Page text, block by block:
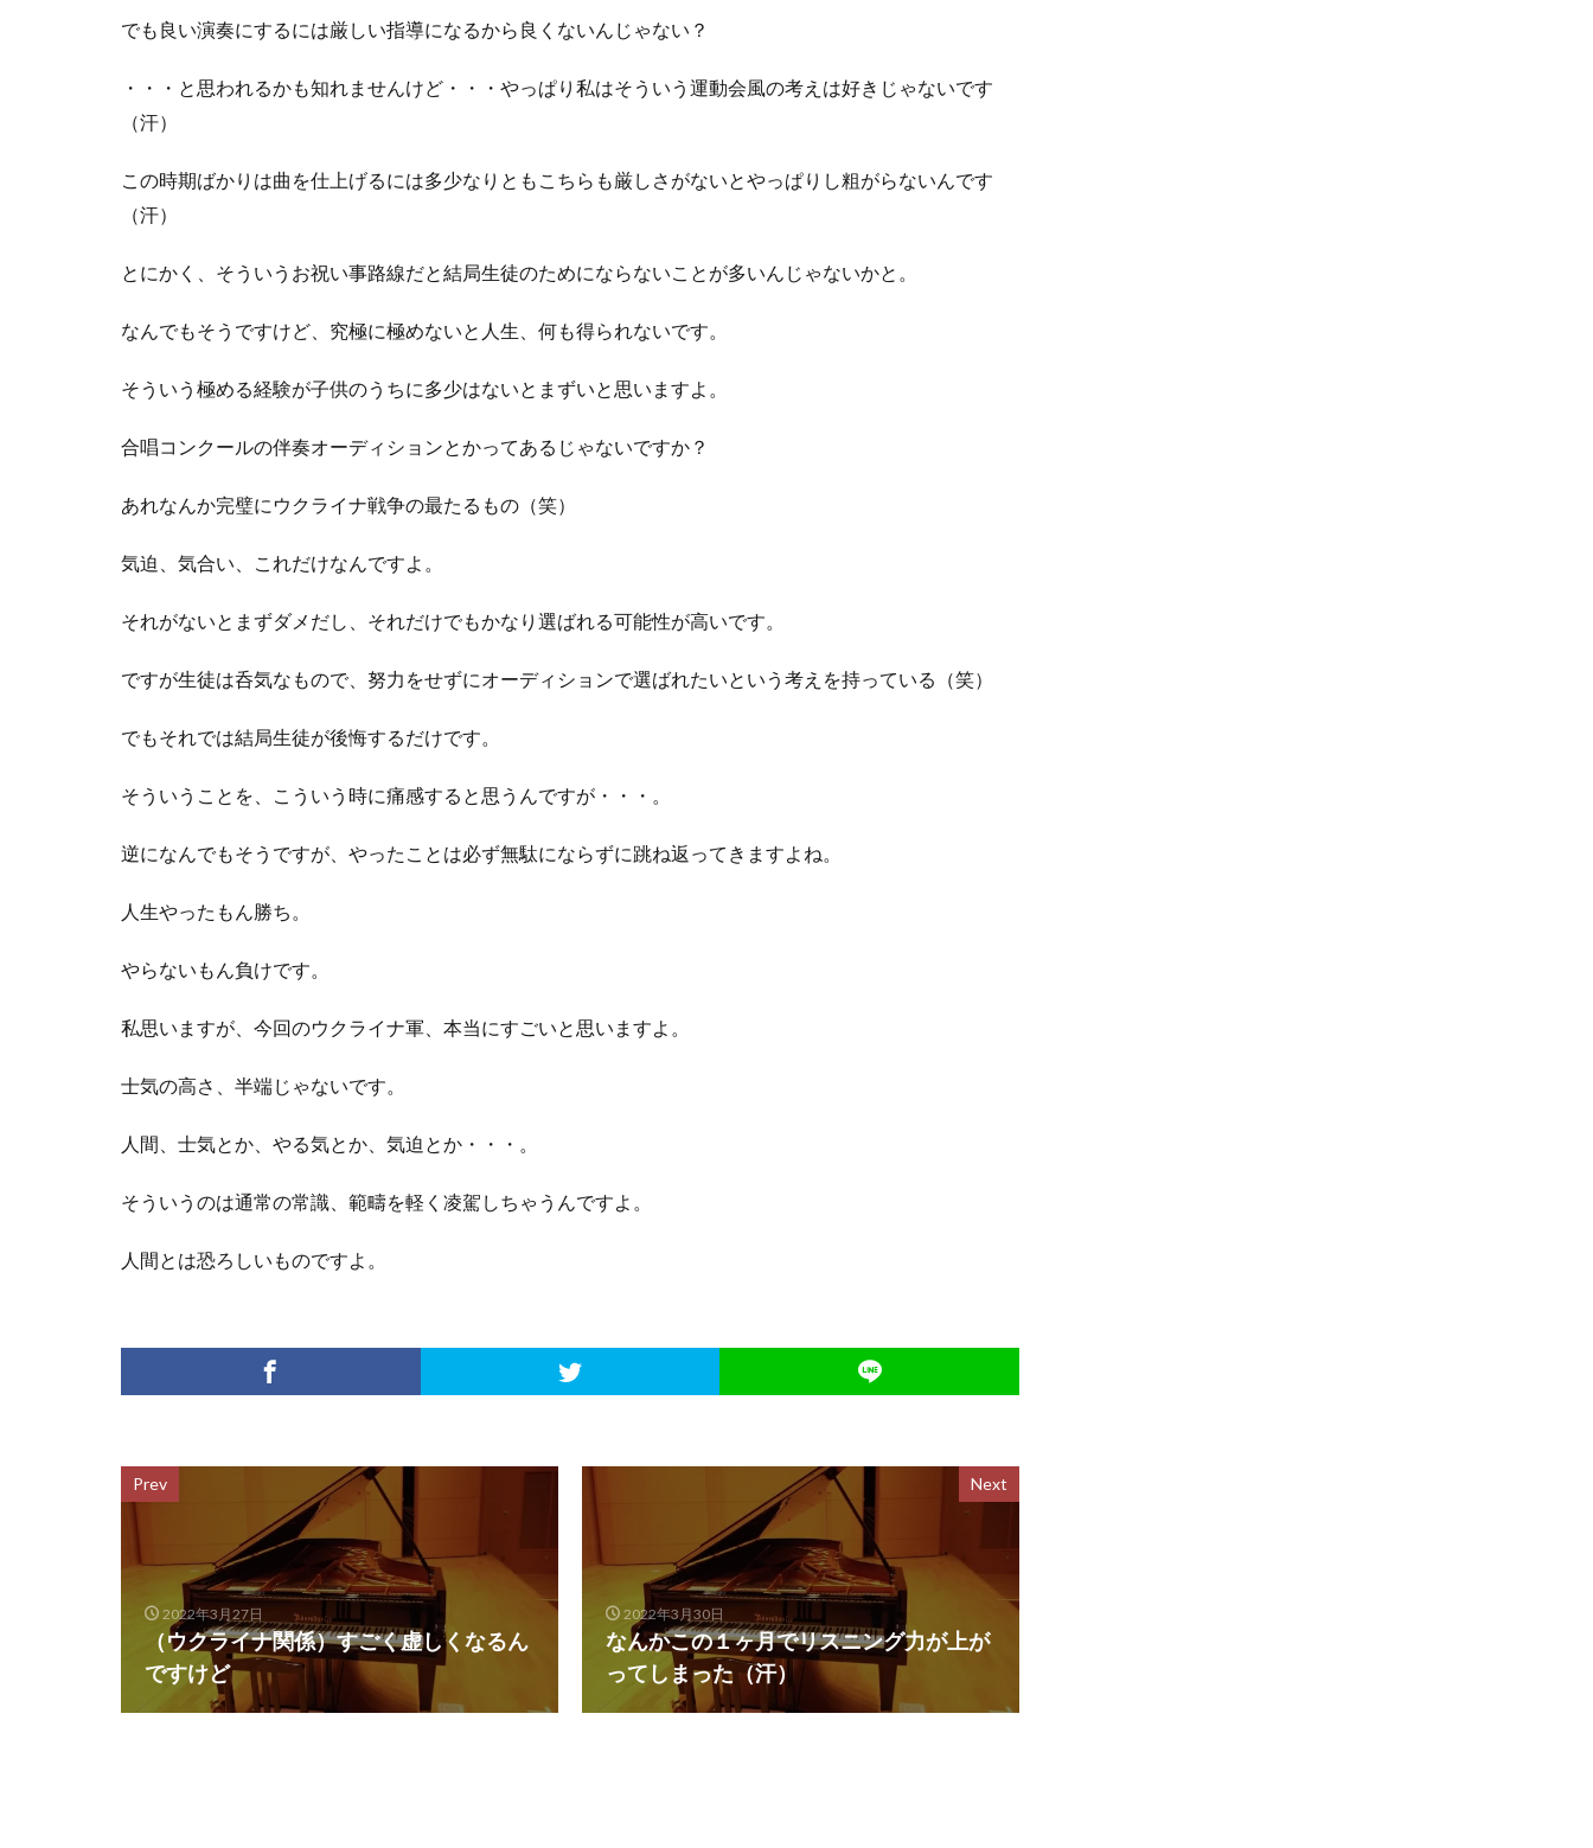
でも良い演奏にするには厳しい指導になるから良くないんじゃない？
・・・と思われるかも知れませんけど・・・やっぱり私はそういう運動会風の考えは好きじゃないです
（汗）
この時期ばかりは曲を仕上げるには多少なりともこちらも厳しさがないとやっぱりし粗がらないんです
（汗）
とにかく、そういうお祝い事路線だと結局生徒のためにならないことが多いんじゃないかと。
なんでもそうですけど、究極に極めないと人生、何も得られないです。
そういう極める経験が子供のうちに多少はないとまずいと思いますよ。
合唱コンクールの伴奏オーディションとかってあるじゃないですか？
あれなんか完璧にウクライナ戦争の最たるもの（笑）
気迫、気合い、これだけなんですよ。
それがないとまずダメだし、それだけでもかなり選ばれる可能性が高いです。
ですが生徒は呑気なもので、努力をせずにオーディションで選ばれたいという考えを持っている（笑）
でもそれでは結局生徒が後悔するだけです。
そういうことを、こういう時に痛感すると思うんですが・・・。
逆になんでもそうですが、やったことは必ず無駄にならずに跳ね返ってきますよね。
人生やったもん勝ち。
やらないもん負けです。
私思いますが、今回のウクライナ軍、本当にすごいと思いますよ。
士気の高さ、半端じゃないです。
人間、士気とか、やる気とか、気迫とか・・・。
そういうのは通常の常識、範疇を軽く凌駕しちゃうんですよ。
人間とは恐ろしいものですよ。
Prev
2022年3月27日
（ウクライナ関係）すごく虚しくなるん
ですけど
Next
2022年3月30日
なんかこの１ヶ月でリスニング力が上が
ってしまった（汗）